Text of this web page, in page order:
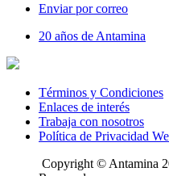
Enviar por correo
20 años de Antamina
Términos y Condiciones
Enlaces de interés
Trabaja con nosotros
Política de Privacidad
Copyright © Antamina